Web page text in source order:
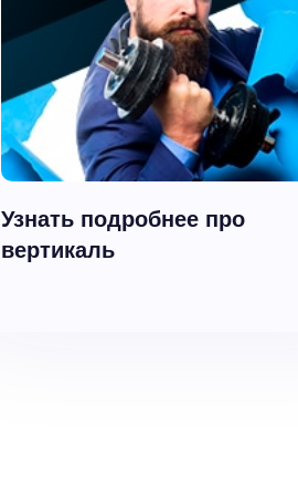
Узнать подробнее про
вертикаль